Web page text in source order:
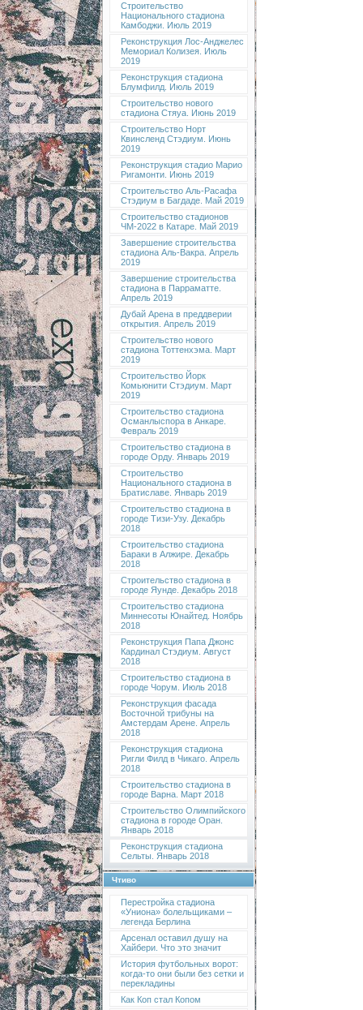
Строительство
Национального стадиона
Камбоджи. Июль 2019
Реконструкция Лос-Анджелес
Мемориал Колизея. Июль
2019
Реконструкция стадиона
Блумфилд. Июль 2019
Строительство нового
стадиона Стяуа. Июнь 2019
Строительство Норт
Квинсленд Стэдиум. Июнь
2019
Реконструкция стадио Марио
Ригамонти. Июнь 2019
Строительство Аль-Расафа
Стэдиум в Багдаде. Май 2019
Строительство стадионов
ЧМ-2022 в Катаре. Май 2019
Завершение строительства
стадиона Аль-Вакра. Апрель
2019
Завершение строительства
стадиона в Парраматте.
Апрель 2019
Дубай Арена в преддверии
открытия. Апрель 2019
Строительство нового
стадиона Тоттенхэма. Март
2019
Строительство Йорк
Комьюнити Стэдиум. Март
2019
Строительство стадиона
Османлыспора в Анкаре.
Февраль 2019
Строительство стадиона в
городе Орду. Январь 2019
Строительство
Национального стадиона в
Братиславе. Январь 2019
Строительство стадиона в
городе Тизи-Узу. Декабрь
2018
Строительство стадиона
Бараки в Алжире. Декабрь
2018
Строительство стадиона в
городе Яунде. Декабрь 2018
Строительство стадиона
Миннесоты Юнайтед. Ноябрь
2018
Реконструкция Папа Джонс
Кардинал Стэдиум. Август
2018
Строительство стадиона в
городе Чорум. Июль 2018
Реконструкция фасада
Восточной трибуны на
Амстердам Арене. Апрель
2018
Реконструкция стадиона
Ригли Филд в Чикаго. Апрель
2018
Строительство стадиона в
городе Варна. Март 2018
Строительство Олимпийского
стадиона в городе Оран.
Январь 2018
Реконструкция стадиона
Сельты. Январь 2018
Чтиво
Перестройка стадиона
«Униона» болельщиками –
легенда Берлина
Арсенал оставил душу на
Хайбери. Что это значит
История футбольных ворот:
когда-то они были без сетки и
перекладины
Как Коп стал Копом